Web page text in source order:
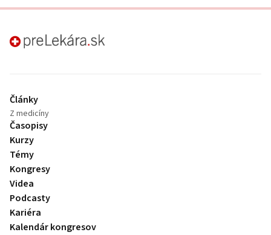
preLekára.sk
Články
Z medicíny
Časopisy
Kurzy
Témy
Kongresy
Videa
Podcasty
Kariéra
Kalendár kongresov